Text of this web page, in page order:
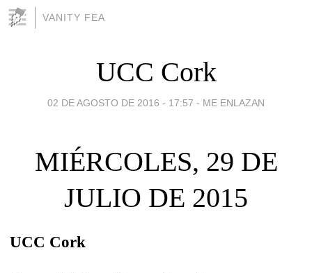
VANITY FEA
UCC Cork
02 DE AGOSTO DE 2016 - 17:57 - ME ENLAZAN
MIÉRCOLES, 29 DE
JULIO DE 2015
UCC Cork